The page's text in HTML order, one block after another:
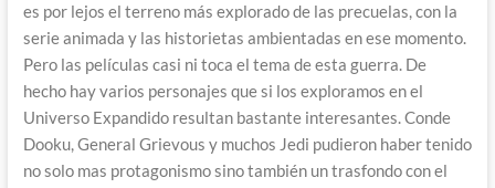
es por lejos el terreno más explorado de las precuelas, con la
serie animada y las historietas ambientadas en ese momento.
Pero las películas casi ni toca el tema de esta guerra. De
hecho hay varios personajes que si los exploramos en el
Universo Expandido resultan bastante interesantes. Conde
Dooku, General Grievous y muchos Jedi pudieron haber tenido
no solo mas protagonismo sino también un trasfondo con el